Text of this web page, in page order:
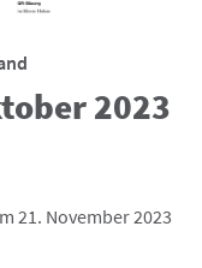
2023
21. November 2023